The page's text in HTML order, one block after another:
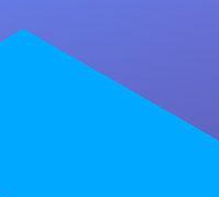
Planilha de
Melhor
Descubra por que
para um app de
transformar sua